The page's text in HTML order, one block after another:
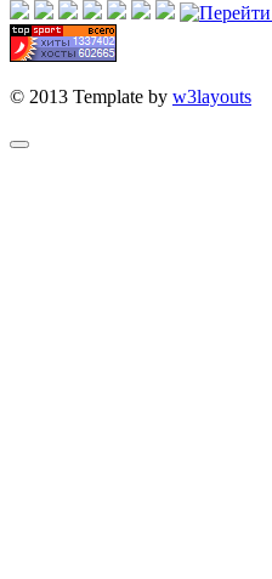
© 2013 Template by w3layouts